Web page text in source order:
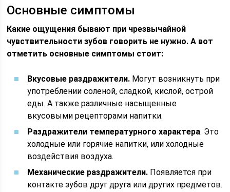
Основные симптомы
Какие ощущения бывают при чрезвычайной
чувствительности зубов говорить не нужно. А вот
отметить основные симптомы стоит:
Вкусовые раздражители. Могут возникнуть при
употреблении соленой, сладкой, кислой, острой
еды. А также различные насыщенные
вкусовыми рецепторами напитки.
Раздражители температурного характера. Это
холодные или горячие напитки, или холодные
воздействия воздуха.
Механические раздражители. Появляется при
контакте зубов друг друга или других предметов.